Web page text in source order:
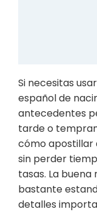
Si necesitas
español de
antecedentes
tarde o
cómo apostillar
sin perder
tasas. La
bastante
detalles